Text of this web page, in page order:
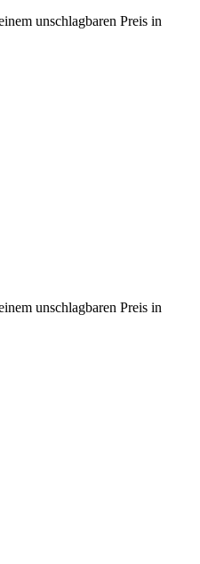
unschlagbaren Preis in
unschlagbaren Preis in